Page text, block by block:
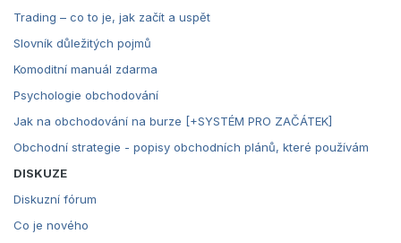
Trading – co to je, jak začít a uspět
Slovník důležitých pojmů
Komoditní manuál zdarma
Psychologie obchodování
Jak na obchodování na burze [+SYSTÉM PRO ZAČÁTEK]
Obchodní strategie - popisy obchodních plánů, které používám
DISKUZE
Diskuzní fórum
Co je nového